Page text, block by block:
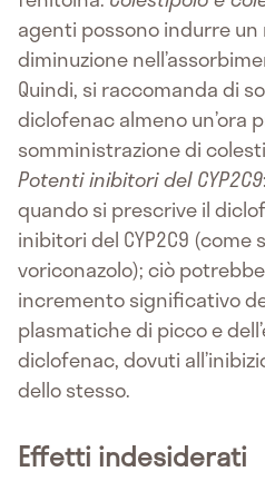
agenti possono indurre
diminuzione
Quindi, si raccomanda di
diclofenac almeno un’ora
somministrazione di
Potenti inibitori del CYP2C9
quando si prescrive il
inibitori del CYP2C9
voriconazolo); ciò
incremento significativo
plasmatiche di picco e
diclofenac, dovuti
dello stesso.
Effetti indesiderati